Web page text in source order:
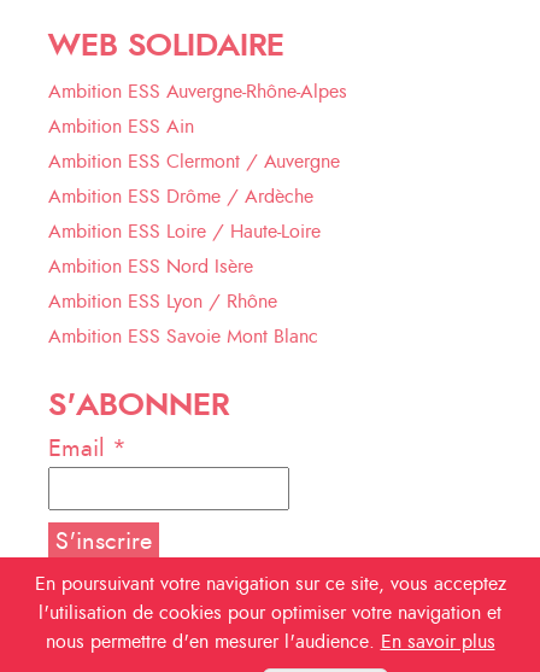
WEB SOLIDAIRE
Ambition ESS Auvergne-Rhône-Alpes
Ambition ESS Ain
Ambition ESS Clermont / Auvergne
Ambition ESS Drôme / Ardèche
Ambition ESS Loire / Haute-Loire
Ambition ESS Nord Isère
Ambition ESS Lyon / Rhône
Ambition ESS Savoie Mont Blanc
S'ABONNER
Email *
NOUS SUIVRE
En poursuivant votre navigation sur ce site, vous acceptez
l'utilisation de cookies pour optimiser votre navigation et
nous permettre d'en mesurer l'audience.
En savoir plus